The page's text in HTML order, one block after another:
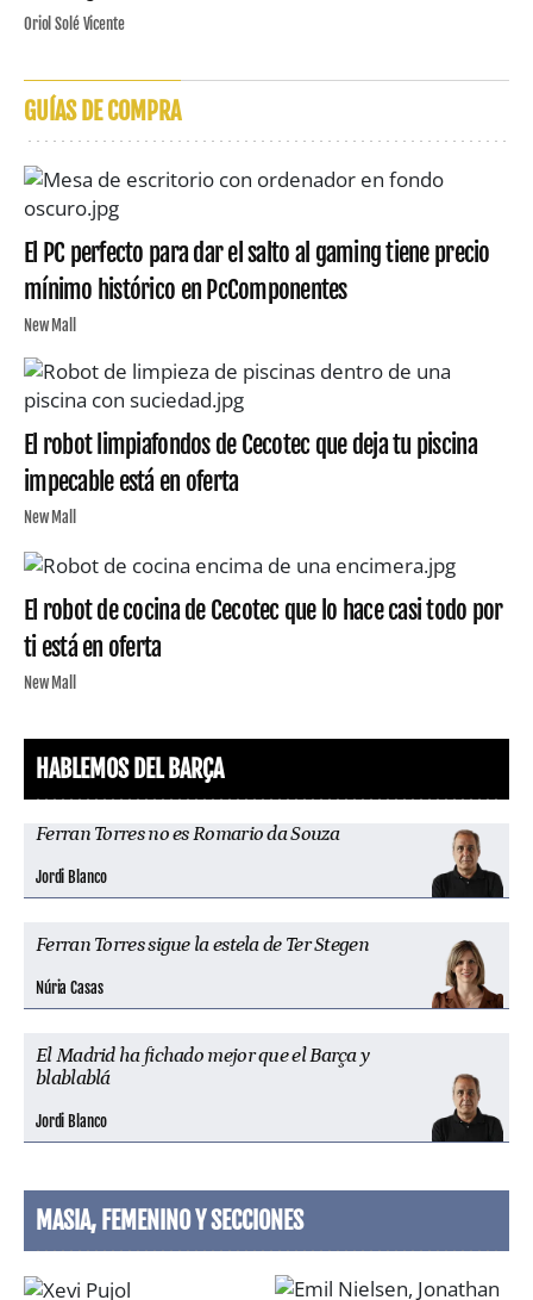
Oriol Solé Vicente
GUÍAS DE COMPRA
El PC perfecto para dar el salto al gaming tiene precio
mínimo histórico en PcComponentes
New Mall
El robot limpiafondos de Cecotec que deja tu piscina
impecable está en oferta
New Mall
El robot de cocina de Cecotec que lo hace casi todo por
ti está en oferta
New Mall
HABLEMOS DEL BARÇA
Ferran Torres no es Romario da Souza
Jordi Blanco
Ferran Torres sigue la estela de Ter Stegen
Núria Casas
El Madrid ha fichado mejor que el Barça y
blablablá
Jordi Blanco
MASIA, FEMENINO Y SECCIONES